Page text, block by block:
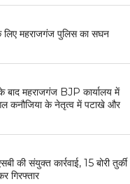
लिए महराजगंज पुलिस का सघन
बाद महराजगंज BJP कार्यालय में
कनौजिया के नेतृत्व में पटाखे और
की संयुक्त कार्रवाई, 15 बोरी तुर्की
गिरफ्तार